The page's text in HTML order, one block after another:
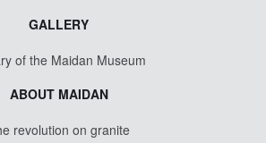
GALLERY
of the Maidan Museum
ABOUT MAIDAN
revolution on granite